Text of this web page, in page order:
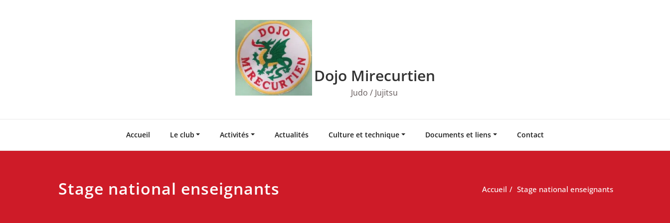
Dojo Mirecurtien
Judo / Jujitsu
Accueil Le club Activités Actualités Culture et technique Documents et liens Contact
Stage national enseignants Accueil Stage national enseignants